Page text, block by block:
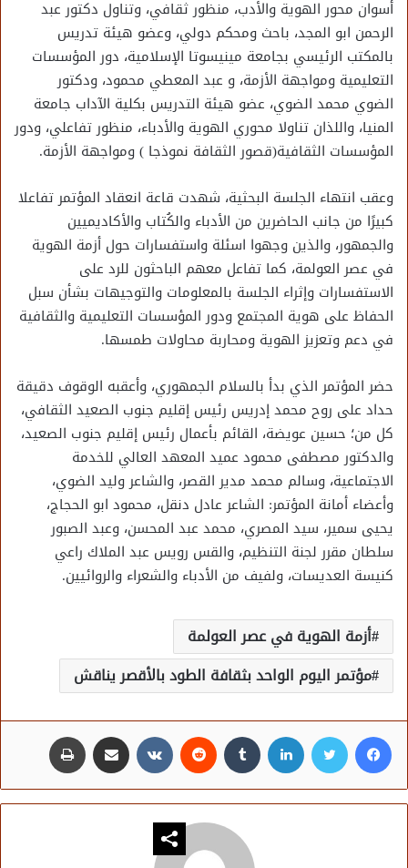
أسوان محور الهوية والأدب، منظور ثقافي، وتناول دكتور عبد
الرحمن ابو المجد، باحث ومحكم دولي، وعضو هيئة تدريس
بالمكتب الرئيسي بجامعة مينيسوتا الإسلامية، دور المؤسسات
التعليمية ومواجهة الأزمة، و عبد المعطي محمود، ودكتور
الضوي محمد الضوي، عضو هيئة التدريس بكلية الآداب جامعة
المنيا، واللذان تناولا محوري الهوية والأدباء، منظور تفاعلي، ودور
المؤسسات الثقافية(قصور الثقافة نموذجا ) ومواجهة الأزمة.
وعقب انتهاء الجلسة البحثية، شهدت قاعة انعقاد المؤتمر تفاعلا
كبيرًا من جانب الحاضرين من الأدباء والكُتاب والأكاديميين
والجمهور، والذين وجهوا اسئلة واستفسارات حول أزمة الهوية
في عصر العولمة، كما تفاعل معهم الباحثون للرد على
الاستفسارات وإثراء الجلسة بالمعلومات والتوجيهات بشأن سبل
الحفاظ على هوية المجتمع ودور المؤسسات التعليمية والثقافية
في دعم وتعزيز الهوية ومحاربة محاولات طمسها.
حضر المؤتمر الذي بدأ بالسلام الجمهوري، وأعقبه الوقوف دقيقة
حداد على روح محمد إدريس رئيس إقليم جنوب الصعيد الثقافي،
كل من؛ حسين عويضة، القائم بأعمال رئيس إقليم جنوب الصعيد،
والدكتور مصطفى محمود عميد المعهد العالي للخدمة
الاجتماعية، وسالم محمد مدير القصر، والشاعر وليد الضوي،
وأعضاء أمانة المؤتمر: الشاعر عادل دنقل، محمود ابو الحجاج،
يحيى سمير، سيد المصري، محمد عبد المحسن، وعبد الصبور
سلطان مقرر لجنة التنظيم، والقس رويس عبد الملاك راعي
كنيسة العديسات، ولفيف من الأدباء والشعراء والروائيين.
أزمة الهوية في عصر العولمة
مؤتمر اليوم الواحد بثقافة الطود بالأقصر يناقش
فيسبوك تويتر لينكدإن مشاركة عبر البريد